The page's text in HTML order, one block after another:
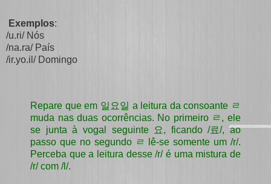
Exemplos:
/u.ri/ Nós
/na.ra/ País
/ir.yo.il/ Domingo
Repare que em 일요일 a leitura da consoante ㄹ
muda nas duas ocorrências. No primeiro ㄹ, ele
se junta à vogal seguinte 요, ficando /료/, ao
passo que no segundo ㄹ lê-se somente um /r/.
Perceba que a leitura desse /r/ é uma mistura de
/r/ com /l/.